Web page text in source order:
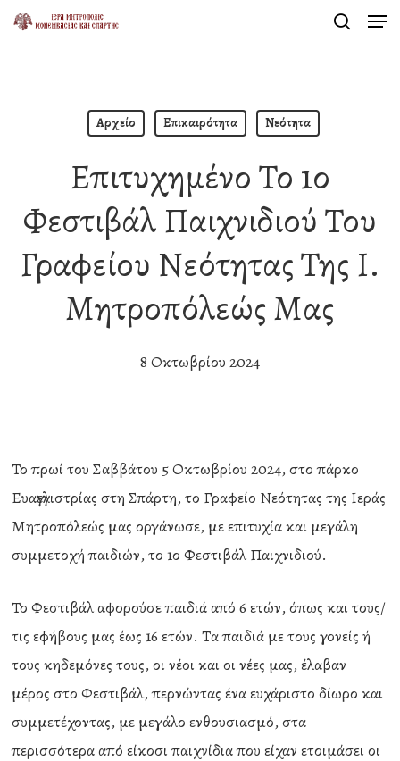
Skip
Αρχείο Επικαιρότητα Νεότητα
Επιτυχημένο Το 1ο
Φεστιβάλ Παιχνιδιού Του
Γραφείου Νεότητας Της Ι.
Μητροπόλεώς Μας
8 Οκτωβρίου 2024
Το πρωί του Σαββάτου 5 Οκτωβρίου 2024, στο πάρκο
Ευαγγελιστρίας στη Σπάρτη, το Γραφείο Νεότητας της Ιεράς
Μητροπόλεώς μας οργάνωσε, με επιτυχία και μεγάλη
συμμετοχή παιδιών, το 1ο Φεστιβάλ Παιχνιδιού.
Το Φεστιβάλ αφορούσε παιδιά από 6 ετών, όπως και τους/
τις εφήβους μας έως 16 ετών. Τα παιδιά με τους γονείς ή
τους κηδεμόνες τους, οι νέοι και οι νέες μας, έλαβαν
μέρος στο Φεστιβάλ, περνώντας ένα ευχάριστο δίωρο και
συμμετέχοντας, με μεγάλο ενθουσιασμό, στα
περισσότερα από είκοσι παιχνίδια που είχαν ετοιμάσει οι